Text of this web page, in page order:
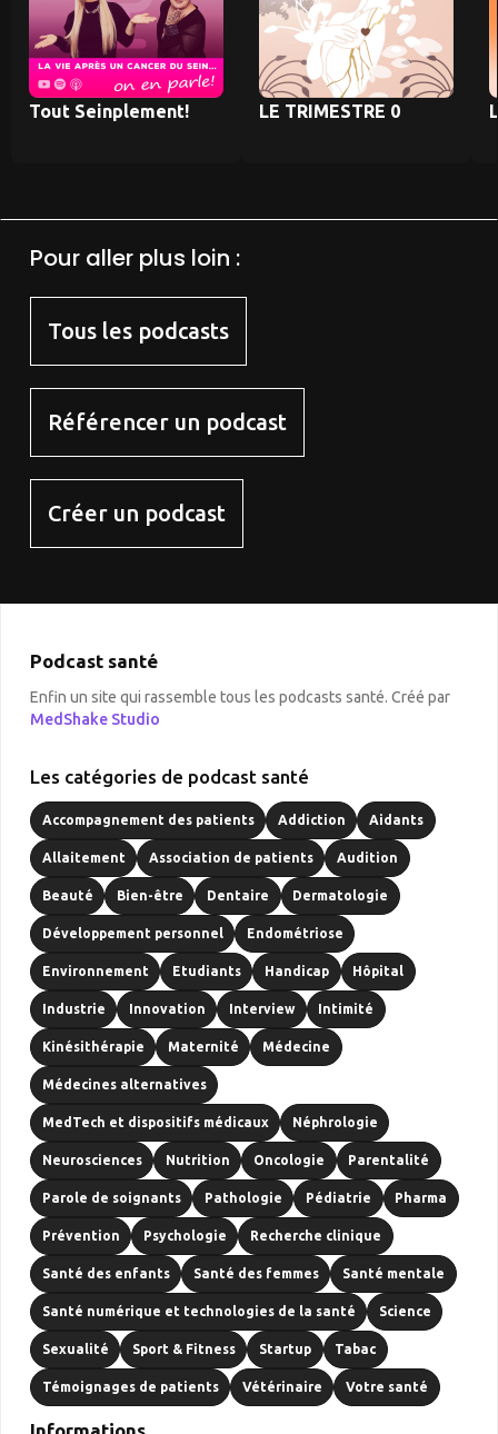
Tout Seinplement! LE TRIMESTRE 0
Pour aller plus loin :
Tous les podcasts
Référencer un podcast
Créer un podcast
Podcast santé
Enfin un site qui rassemble tous les podcasts santé. Créé par
MedShake Studio
Les catégories de podcast santé
Accompagnement des patients Addiction Aidants
Allaitement Association de patients Audition
Beauté Bien-être Dentaire Dermatologie
Développement personnel Endométriose
Environnement Etudiants Handicap Hôpital
Industrie Innovation Interview Intimité
Kinésithérapie Maternité Médecine
Médecines alternatives
MedTech et dispositifs médicaux Néphrologie
Neurosciences Nutrition Oncologie Parentalité
Parole de soignants Pathologie Pédiatrie Pharma
Prévention Psychologie Recherche clinique
Santé des enfants Santé des femmes Santé mentale
Santé numérique et technologies de la santé Science
Sexualité Sport & Fitness Startup Tabac
Témoignages de patients Vétérinaire Votre santé
Informations